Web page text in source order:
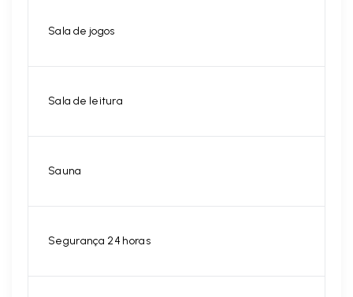
Sala de jogos
Sala de leitura
Sauna
Segurança 24 horas